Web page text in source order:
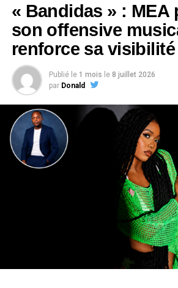
festive renforcent le caractère
traduisent l’énergie que l’artiste
nouveau chapitre de sa carrière.
Composé de treize titres,
parcours deZEBEN, de ses débuts
à son affirmation en solo. L’album
dancehall, tout en explorant des
la loyauté, la trahison, les réalités du
réussite.
Le projet rassemble plusieurs
,Evo
—
Blackskinet
artistes issus de registres musicaux
qui témoigne de la volonté deZEBEN
univers artistique et qui laisse
surprises que les mélomanes
l’écoute de« Longue Vie ».
« Bandidas » : MEA
son offensive
renforce sa visibilité
Publié le 1 mois le 8 juillet 2026
par Donald